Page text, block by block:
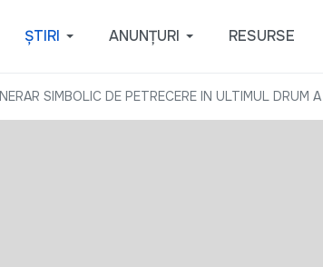
ȘTIRI ANUNȚURI RESURSE
SIMBOLIC DE PETRECERE IN ULTIMUL DRUM